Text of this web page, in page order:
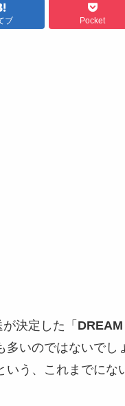
ブ Pocket
決定した「
いのではないでし
う、これまでにな